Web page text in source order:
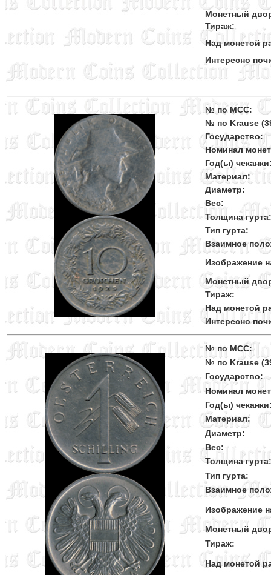
Монетный
Тираж:
Над монетой
Интересно
№ по MCC:
№ по Krause
Государство:
Номинал
Год(ы)
Материал:
Диаметр:
Вес:
Толщина гурта:
Тип гурта:
Взаимное
Изображение
Монетный
Тираж:
Над монетой
Интересно
№ по MCC:
№ по Krause
Государство:
Номинал
Год(ы)
Материал:
Диаметр:
Вес:
Толщина гурта:
Тип гурта:
Взаимное
Изображение
Монетный
Тираж:
Над монетой